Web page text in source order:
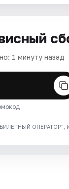
1 минуту назад
ОПЕРАТОР",